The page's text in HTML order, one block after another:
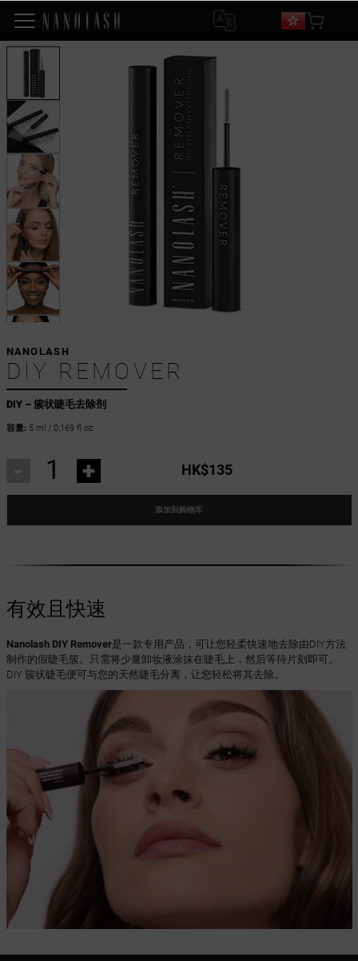
DIY – 簇状睫毛去除剂
NANOLASH
DIY REMOVER
容量: 5 ml / 0,169 fl oz
+ HK$135
添加到购物车
有效且快速
Nanolash DIY Remover是一款专用产品，可让您轻柔快速地去除由DIY方法
制作的假睫毛簇。只需将少量卸妆液涂抹在睫毛上，然后等待片刻即可。
DIY 簇状睫毛便可与您的天然睫毛分离，让您轻松将其去除。